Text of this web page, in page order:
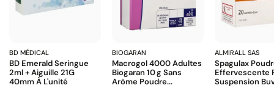
BD MÉDICAL
BD Emerald Seringue
2ml + Aiguille 21G
40mm À L'unité
BIOGARAN
Macrogol 4000 Adultes
Biogaran 10 G Sans
Arôme Poudre...
ALMIRALL SAS
Spagulax
Effervescente
Suspension